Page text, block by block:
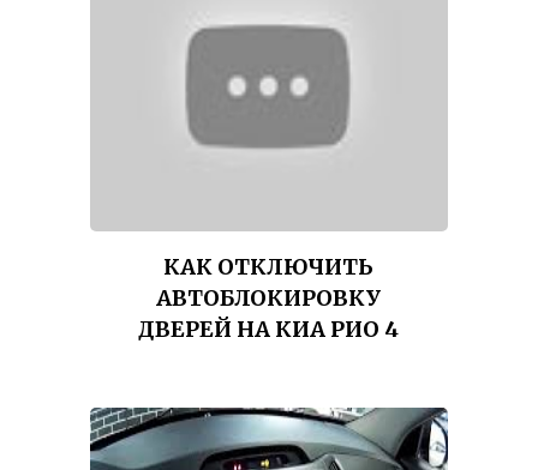
КАК ОТКЛЮЧИТЬ
АВТОБЛОКИРОВКУ
ДВЕРЕЙ НА КИА РИО 4